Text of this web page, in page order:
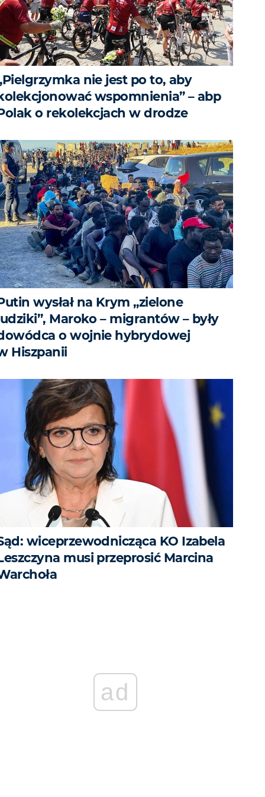
nie jest po to, aby
wspomnienia” – abp
o rekolekcjach w drodze
wysłał na Krym „zielone
Maroko – migrantów – były
o wojnie hybrydowej
Hiszpanii
wiceprzewodnicząca KO Izabela
musi przeprosić Marcina
ad